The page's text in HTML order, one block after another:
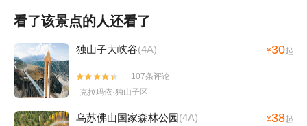
看了该景点的人还看了
独山子大峡谷(4A) ¥30起


107条评论
克拉玛依·独山子区
乌苏佛山国家森林公园(4A) ¥38起